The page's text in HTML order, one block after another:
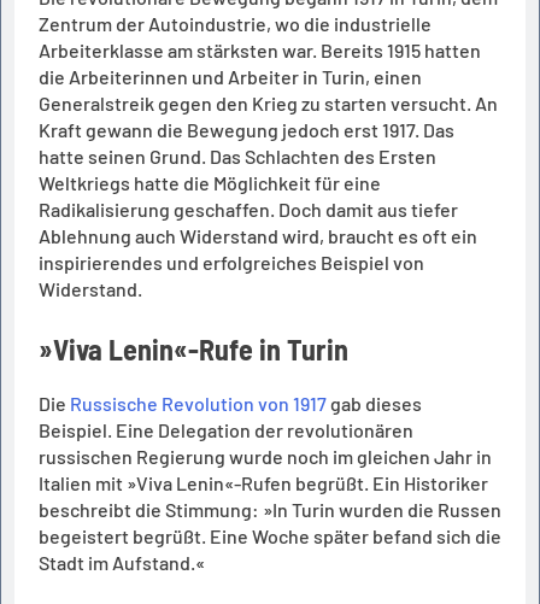
Zentrum der Autoindustrie, wo die industrielle
Arbeiterklasse am stärksten war. Bereits 1915 hatten
die Arbeiterinnen und Arbeiter in Turin, einen
Generalstreik gegen den Krieg zu starten versucht. An
Kraft gewann die Bewegung jedoch erst 1917. Das
hatte seinen Grund. Das Schlachten des Ersten
Weltkriegs hatte die Möglichkeit für eine
Radikalisierung geschaffen. Doch damit aus tiefer
Ablehnung auch Widerstand wird, braucht es oft ein
inspirierendes und erfolgreiches Beispiel von
Widerstand.
»Viva Lenin«-Rufe in Turin
Die Russische Revolution von 1917gab dieses
Beispiel. Eine Delegation der revolutionären
russischen Regierung wurde noch im gleichen Jahr in
Italien mit »Viva Lenin«-Rufen begrüßt. Ein Historiker
beschreibt die Stimmung: »In Turin wurden die Russen
begeistert begrüßt. Eine Woche später befand sich die
Stadt im Aufstand.«